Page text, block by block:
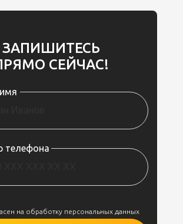
ЗАПИШИТЕСЬ
СЕЙЧАС!
телефона
на обработку персональных данных